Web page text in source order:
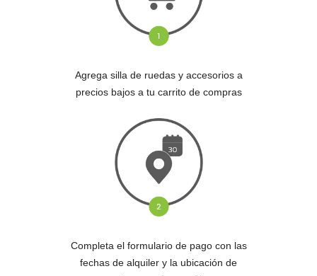
Agrega silla de ruedas y accesorios a
precios bajos a tu carrito de compras
Completa el formulario de pago con las
fechas de alquiler y la ubicación de